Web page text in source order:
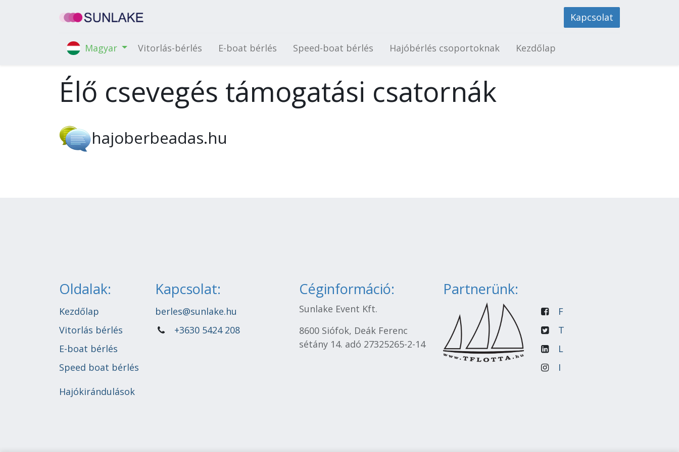
Kapcsolat
Magyar Vitorlás-bérlés E-boat bérlés Speed-boat bérlés Hajóbérlés csoportoknak Kezdőlap
Élő csevegés támogatási csatornák
hajoberbeadas.hu
Oldalak:
Kezdőlap
Vitorlás bérlés
E-boat bérlés
Speed boat bérlés
Hajókirándulások
Kapcsolat:
berles@sunlake.hu
+3630 5424 208
Céginformáció:
Sunlake Event Kft.
8600 Siófok, Deák Ferenc
sétány 14. adó 27325265-2-14
Partnerünk:
F
T
L
I